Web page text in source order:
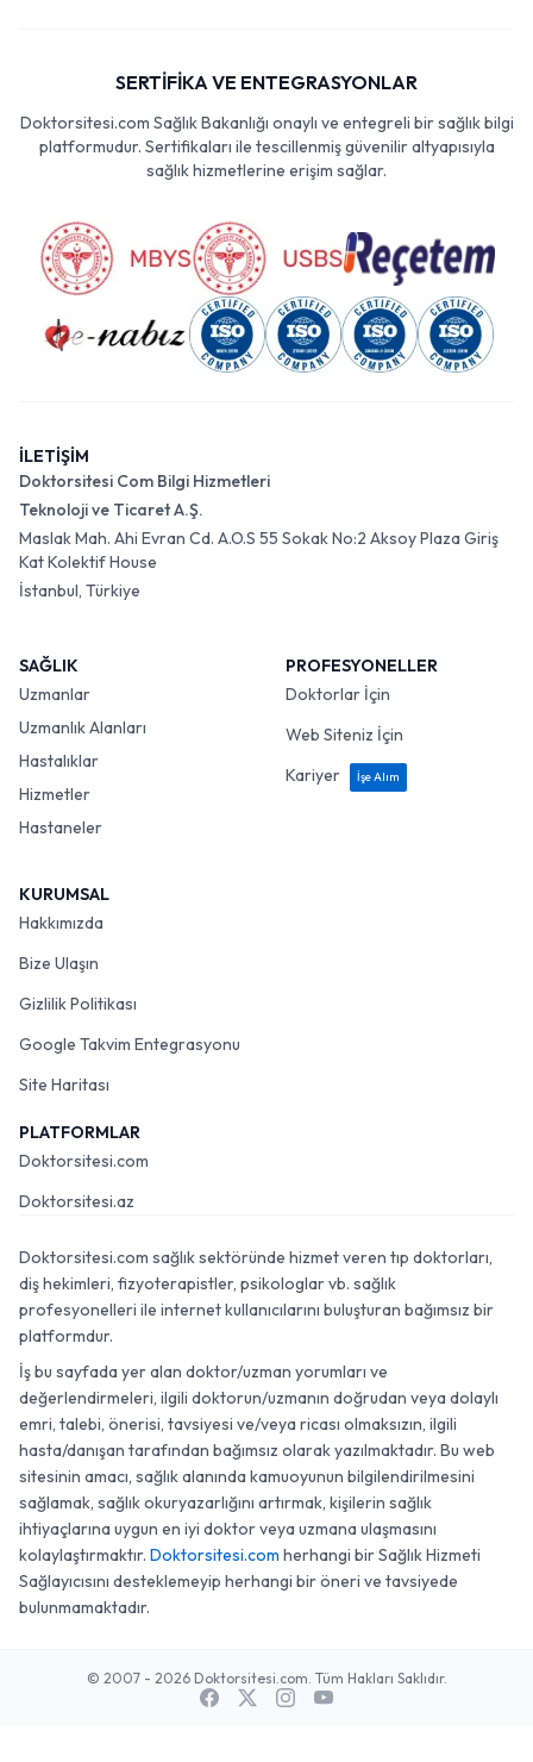
SERTİFİKA VE ENTEGRASYONLAR
Doktorsitesi.com Sağlık Bakanlığı onaylı ve entegreli bir sağlık bilgi
platformudur. Sertifikaları ile tescillenmiş güvenilir altyapısıyla
sağlık hizmetlerine erişim sağlar.
İLETİŞİM
Doktorsitesi Com Bilgi Hizmetleri
Teknoloji ve Ticaret A.Ş.
Maslak Mah. Ahi Evran Cd. A.O.S 55 Sokak No:2 Aksoy Plaza Giriş
Kat Kolektif House
İstanbul, Türkiye
SAĞLIK
Uzmanlar
Uzmanlık Alanları
Hastalıklar
Hizmetler
Hastaneler
PROFESYONELLER
Doktorlar İçin
Web Siteniz İçin
Kariyer
İşe Alım
KURUMSAL
Hakkımızda
Bize Ulaşın
Gizlilik Politikası
Google Takvim Entegrasyonu
Site Haritası
PLATFORMLAR
Doktorsitesi.com
Doktorsitesi.az
Doktorsitesi.com sağlık sektöründe hizmet veren tıp doktorları,
diş hekimleri, fizyoterapistler, psikologlar vb. sağlık
profesyonelleri ile internet kullanıcılarını buluşturan bağımsız bir
platformdur.
İş bu sayfada yer alan doktor/uzman yorumları ve
değerlendirmeleri, ilgili doktorun/uzmanın doğrudan veya dolaylı
emri, talebi, önerisi, tavsiyesi ve/veya ricası olmaksızın, ilgili
hasta/danışan tarafından bağımsız olarak yazılmaktadır. Bu web
sitesinin amacı, sağlık alanında kamuoyunun bilgilendirilmesini
sağlamak, sağlık okuryazarlığını artırmak, kişilerin sağlık
ihtiyaçlarına uygun en iyi doktor veya uzmana ulaşmasını
kolaylaştırmaktır. Doktorsitesi.com herhangi bir Sağlık Hizmeti
Sağlayıcısını desteklemeyip herhangi bir öneri ve tavsiyede
bulunmamaktadır.
© 2007 - 2026 Doktorsitesi.com. Tüm Hakları Saklıdır.